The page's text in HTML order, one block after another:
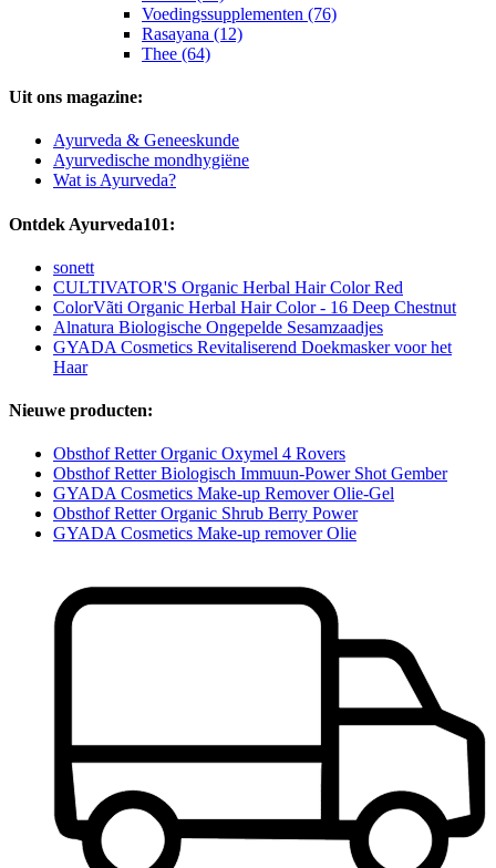
Voedingssupplementen (76)
Rasayana (12)
Thee (64)
Uit ons magazine:
Ayurveda & Geneeskunde
Ayurvedische mondhygiëne
Wat is Ayurveda?
Ontdek Ayurveda101:
sonett
CULTIVATOR'S Organic Herbal Hair Color Red
ColorVãti Organic Herbal Hair Color - 16 Deep Chestnut
Alnatura Biologische Ongepelde Sesamzaadjes
GYADA Cosmetics Revitaliserend Doekmasker voor het
Haar
Nieuwe producten:
Obsthof Retter Organic Oxymel 4 Rovers
Obsthof Retter Biologisch Immuun-Power Shot Gember
GYADA Cosmetics Make-up Remover Olie-Gel
Obsthof Retter Organic Shrub Berry Power
GYADA Cosmetics Make-up remover Olie